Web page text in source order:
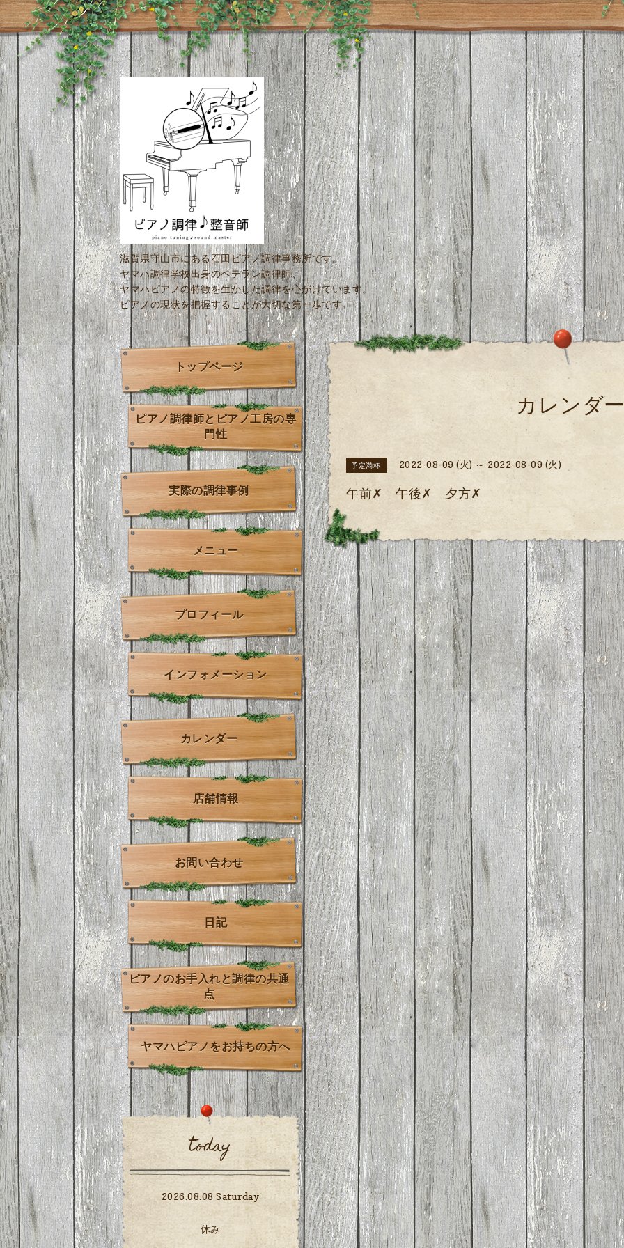
滋賀県守山市にある石田ピアノ調律事務所です。
ヤマハ調律学校出身のベテラン調律師、
ヤマハピアノの特徴を生かした調律を心がけています。
ピアノの現状を把握することが大切な第一歩です。
カレンダ
予定満杯 2022-08-09 (火) ～ 2022-08-09 (火)
午前✗ 午後✗ 夕方✗
トップページ
ピアノ調律師とピアノ工房の専
門性
実際の調律事例
メニュー
プロフィール
インフォメーション
カレンダー
店舗情報
お問い合わせ
日記
ピアノのお手入れと調律の共通
点
ヤマハピアノをお持ちの方へ
today
2026.08.08 Saturday
休み